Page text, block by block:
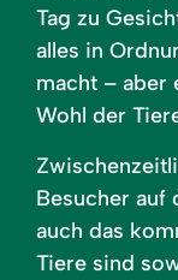
Tag zu
alles in
macht – aber
Wohl der
Besucher auf
auch das
Tiere sind